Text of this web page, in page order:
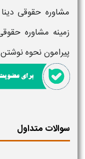
مشاوره حقوقی دینا
زمینه مشاوره
پیرامون نحوه
سوالات متداول